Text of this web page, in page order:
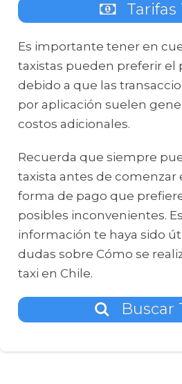
Tarifas
Es importante tener en
taxistas pueden preferir el
debido a que las
por aplicación suelen
costos adicionales.
Recuerda que siempre
taxista antes de comenzar
forma de pago que
posibles inconvenientes.
información te haya sido
dudas sobre Cómo se
taxi en Chile.
Buscar